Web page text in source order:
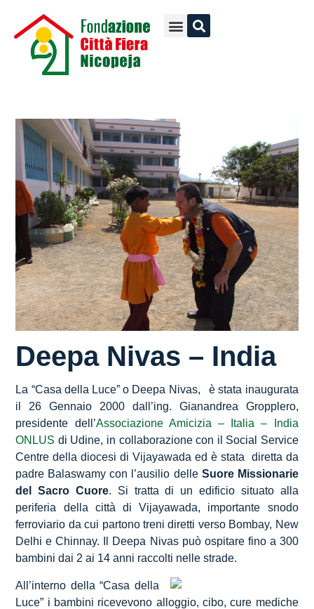
Deepa Nivas – India
La “Casa della Luce” o Deepa Nivas, è stata inaugurata
il 26 Gennaio 2000 dall’ing. Gianandrea Gropplero,
presidente dell’Associazione Amicizia – Italia – India
ONLUS di Udine, in collaborazione con il Social Service
Centre della diocesi di Vijayawada ed è stata diretta da
padre Balaswamy con l’ausilio delle Suore Missionarie
del Sacro Cuore. Si tratta di un edificio situato alla
periferia della città di Vijayawada, importante snodo
ferroviario da cui partono treni diretti verso Bombay, New
Delhi e Chinnay. Il Deepa Nivas può ospitare fino a 300
bambini dai 2 ai 14 anni raccolti nelle strade.
All’interno della “Casa della
Luce” i bambini ricevevono alloggio, cibo, cure mediche